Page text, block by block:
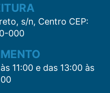
s/n, Centro CEP:
000
11:00 e das 13:00 às